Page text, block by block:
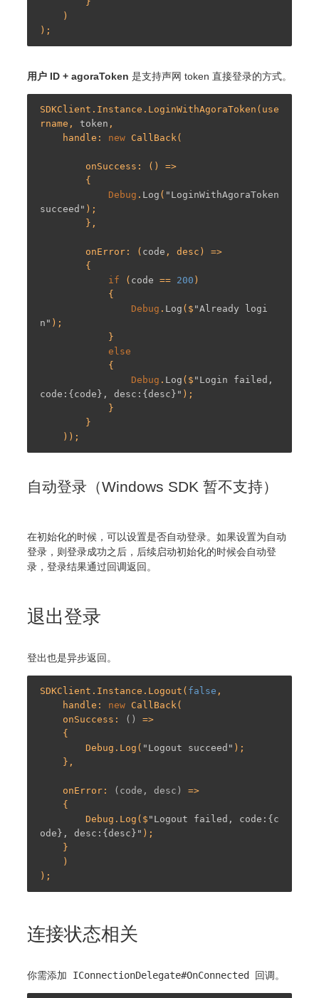
用户 ID + agoraToken 是支持声网 token 直接登录的方式。
SDKClient.Instance.LoginWithAgoraToken(use
rname, token ,
    handle:
new CallBack(
Debug . Log ( "LoginWithAgoraToken
succeed" );
        onError: (
code , desc) =>
if ( code == 200 )
Debug . Log ($ "Already logi
n" );
else
Debug . Log ($ "Login failed,
code:{code}, desc:{desc}" );
自动登录（Windows SDK 暂不支持）
在初始化的时候，可以设置是否自动登录。如果设置为自动
登录，则登录成功之后，后续启动初始化的时候会自动登
录，登录结果通过回调返回。
退出登录
登出也是异步返回。
SDKClient.Instance.Logout( false ,
    handle:
new CallBack(
    onSuccess:
()
=>
        Debug.Log(
"Logout succeed" );
    onError:
(code, desc)
=>
        Debug.Log($
"Logout failed, code:{c
ode}, desc:{desc}" );
连接状态相关
你需添加 IConnectionDelegate#OnConnected 回调。